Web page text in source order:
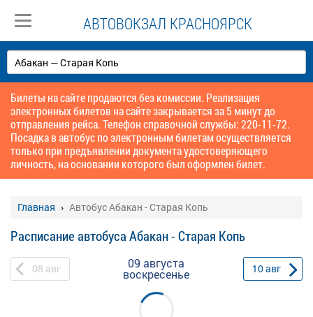
АВТОВОКЗАЛ КРАСНОЯРСК
Билеты на сайте продаются без комиссии. Реализация
электронных билетов на сайте закрывается за 5 минут до
отправления рейса. Телефон справочной службы: 220-11-72.
Посадка в автобус по электронным билетам осуществляется
только при предъявлении документа удостоверяющего
личность, на основании которого был оформлен билет.
Главная Автобус Абакан - Старая Копь
Расписание автобуса Абакан - Старая Копь
08 авг 09 августа
воскресенье 10авг